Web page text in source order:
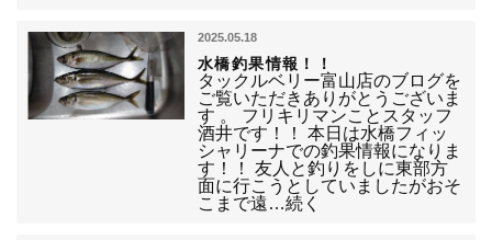
2025.05.18
水橋釣果情報！！
タックルベリー富山店のブログを
ご覧いただきありがとうございま
す 。 フリキリマンことスタッフ
酒井です！！ 本日は水橋フィッ
シャリーナでの釣果情報になりま
す！！ 友人と釣りをしに東部方
面に行こうとしていましたがおそ
こまで遠…続く